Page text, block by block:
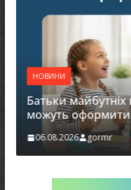
НОВИНИ
Батьки
можуть
06.08.2026 gormr